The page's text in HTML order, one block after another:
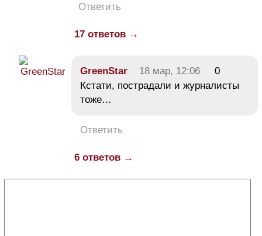
Ответить
17 ответов →
GreenStar 18 мар, 12:06
0
Кстати, пострадали и журналисты
тоже…
Ответить
6 ответов →